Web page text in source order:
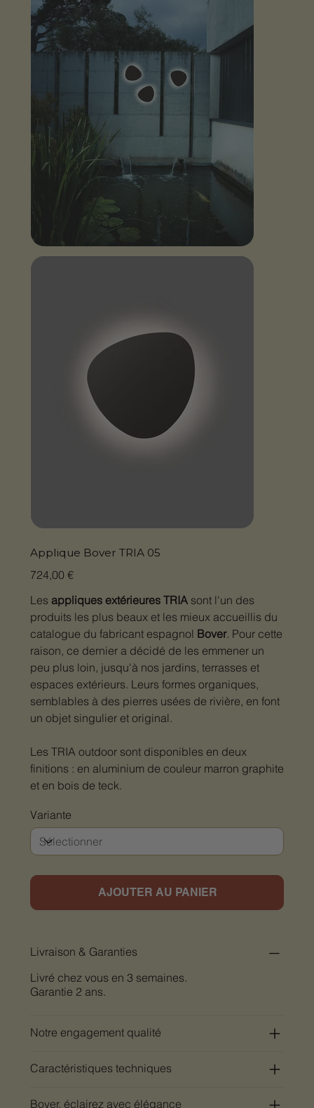
Applique Bover TRIA 05
Prix
724,00 €
Les appliques extérieures TRIAsont l'un des
produits les plus beaux et les mieux accueillis du
catalogue du fabricant espagnol Bover. Pour cette
raison, ce dernier a décidé de les emmener un
peu plus loin, jusqu'à nos jardins, terrasses et
espaces extérieurs. Leurs formes organiques,
semblables à des pierres usées de rivière, en font
un objet singulier et original.
Les TRIA outdoor sont disponibles en deux
finitions : en aluminium de couleur marron graphite
et en bois de teck.
Variante
AJOUTER AU PANIER
Livraison & Garanties
Livré chez vous en 3 semaines.
Garantie 2 ans.
Notre engagement qualité
Caractéristiques techniques
Bover, éclairez avec élégance